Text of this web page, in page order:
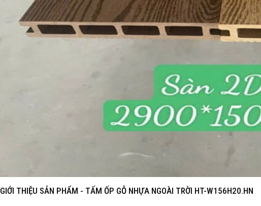
GIỚI THIỆU SẢN PHẨM - TẤM ỐP GỖ NHỰA NGOÀI TRỜI HT-W156H20.HN